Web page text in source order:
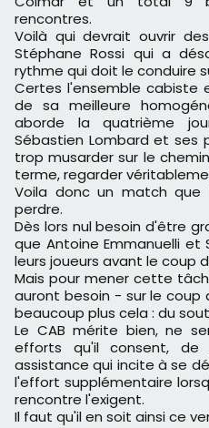
rencontres.
Voilà qui devrait ouvrir
Stéphane Rossi qui a
rythme qui doit le conduire
Certes l'ensemble cabiste
de sa meilleure
aborde la quatrième
Sébastien Lombard et ses
trop musarder sur le
terme, regarder
Voila donc un match
perdre.
Dès lors nul besoin d'être
que Antoine Emmanuelli et
leurs joueurs avant le coup
Mais pour mener cette
auront besoin - sur le coup
beaucoup plus cela : du
Le CAB mérite bien, ne
efforts qu'il consent, de
assistance qui incite à se
l'effort supplémentaire
rencontre l'exigent.
Il faut qu'il en soit ainsi ce